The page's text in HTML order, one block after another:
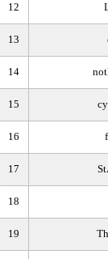
12
13
14
15
16
17
18
19